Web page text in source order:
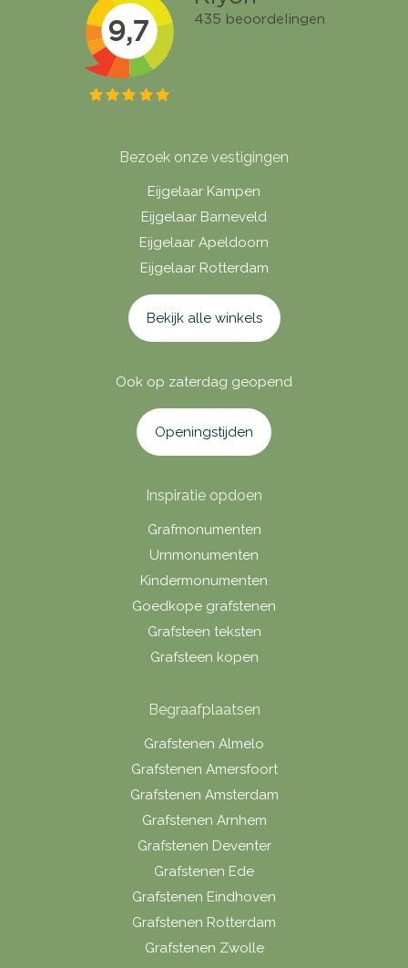
Bezoek onze vestigingen
Eijgelaar Kampen
Eijgelaar Barneveld
Eijgelaar Apeldoorn
Eijgelaar Rotterdam
Bekijk alle winkels
Ook op zaterdag geopend
Openingstijden
Inspiratie opdoen
Grafmonumenten
Urnmonumenten
Kindermonumenten
Goedkope grafstenen
Grafsteen teksten
Grafsteen kopen
Begraafplaatsen
Grafstenen Almelo
Grafstenen Amersfoort
Grafstenen Amsterdam
Grafstenen Arnhem
Grafstenen Deventer
Grafstenen Ede
Grafstenen Eindhoven
Grafstenen Rotterdam
Grafstenen Zwolle